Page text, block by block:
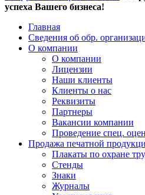
успеха Вашего бизнеса!
Главная
Сведения об обр.
О компании
О компании
Лицензии
Наши клиенты
Клиенты о нас
Реквизиты
Партнеры
Вакансии компании
Проведение спец.
Продажа печатной
Плакаты по охране
Стенды
Знаки
Журналы